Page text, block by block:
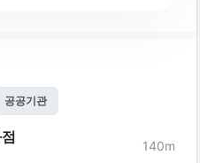
공공기관
140m